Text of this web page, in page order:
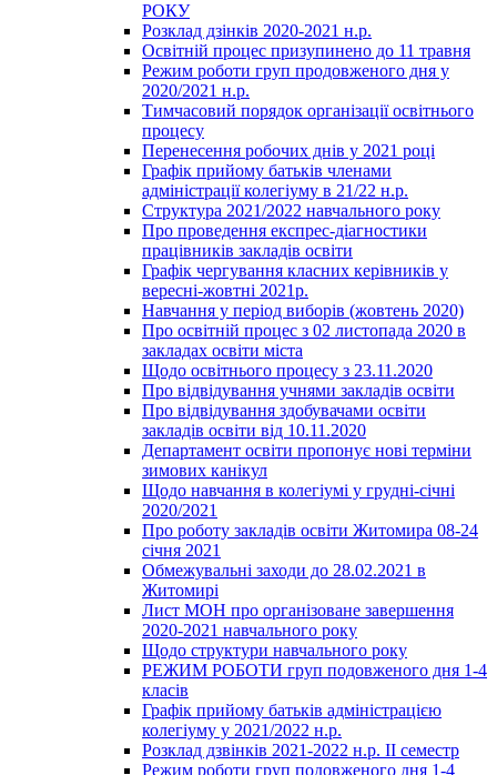
РОКУ
Розклад дзінків 2020-2021 н.р.
Освітній процес призупинено до 11 травня
Режим роботи груп продовженого дня у
2020/2021 н.р.
Тимчасовий порядок організації освітнього
процесу
Перенесення робочих днів у 2021 році
Графік прийому батьків членами
адміністрації колегіуму в 21/22 н.р.
Структура 2021/2022 навчального року
Про проведення експрес-діагностики
працівників закладів освіти
Графік чергування класних керівників у
вересні-жовтні 2021р.
Навчання у період виборів (жовтень 2020)
Про освітній процес з 02 листопада 2020 в
закладах освіти міста
Щодо освітнього процесу з 23.11.2020
Про відвідування учнями закладів освіти
Про відвідування здобувачами освіти
закладів освіти від 10.11.2020
Департамент освіти пропонує нові терміни
зимових канікул
Щодо навчання в колегіумі у грудні-січні
2020/2021
Про роботу закладів освіти Житомира 08-24
січня 2021
Обмежувальні заходи до 28.02.2021 в
Житомирі
Лист МОН про організоване завершення
2020-2021 навчального року
Щодо структури навчального року
РЕЖИМ РОБОТИ груп подовженого дня 1-4
класів
Графік прийому батьків адміністрацією
колегіуму у 2021/2022 н.р.
Розклад дзвінків 2021-2022 н.р. ІІ семестр
Режим роботи груп подовженого дня 1-4